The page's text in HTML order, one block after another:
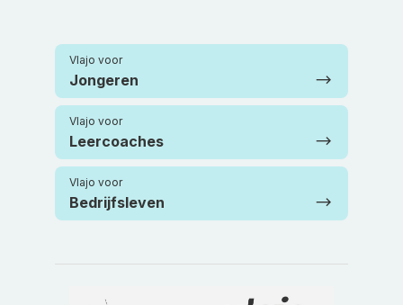
Vlajo voor
Jongeren
Vlajo voor
Leercoaches
Vlajo voor
Bedrijfsleven